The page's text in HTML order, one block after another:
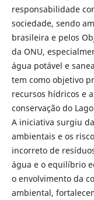
responsabilidade
sociedade, sendo
brasileira e pelos
da ONU,
água potável e
tem como objetivo
recursos hídricos e
conservação do
A iniciativa surgiu
ambientais e os
incorreto de
água e o equilíbrio
o envolvimento da
ambiental,